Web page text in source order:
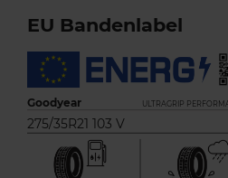
EU Bandenlabel
Goodyear ULTRAGRIP
275/35R21 103 V